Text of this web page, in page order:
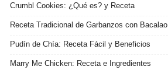
Crumbl Cookies: ¿Qué es? y Receta
Receta Tradicional de Garbanzos con Bacalao
Pudín de Chía: Receta Fácil y Beneficios
Marry Me Chicken: Receta e Ingredientes